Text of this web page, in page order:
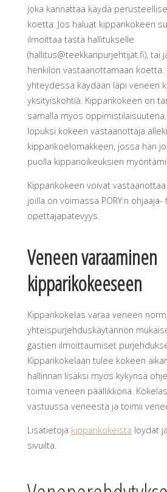
joka kannattaa käydä
koetta. Jos haluat kipparikokeen
ilmoittaa tästä hallitukselle
(hallitus@teekkaripurjehtijat.fi), tai
henkilön vastaanottamaan koetta.
yhteydessä käydään läpi veneen
yksityiskohtia. Kipparikokeen on
samalla myös
lopuksi kokeen vastaanottaja
kipparikoelomakkeen, jossa hän
puolla kipparioikeuksien
Kipparikokeen voivat
joilla on voimassa PORY:n ohjaaja-
opettajapätevyys.
Veneen varaaminen
kipparikokeeseen
Kipparikokelas varaa veneen
yhteispurjehduskäytännön
gastien ilmoittaumiset
Kipparikokelaan tulee kokeen
hallinnan lisäksi myös kykynsä
toimia veneen päällikkönä.
vastuussa veneestä ja toimii
Lisätietoja kipparikokeista löydät
sivuilta.